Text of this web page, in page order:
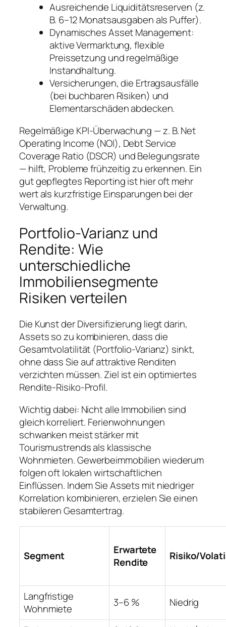
Ausreichende Liquiditätsreserven (z.
B. 6–12 Monatsausgaben als Puffer).
Dynamisches Asset Management:
aktive Vermarktung, flexible
Preissetzung und regelmäßige
Instandhaltung.
Versicherungen, die Ertragsausfälle
(bei buchbaren Risiken) und
Elementarschäden abdecken.
Regelmäßige KPI-Überwachung — z. B. Net
Operating Income (NOI), Debt Service
Coverage Ratio (DSCR) und Belegungsrate
— hilft, Probleme frühzeitig zu erkennen. Ein
gut gepflegtes Reporting ist hier oft mehr
wert als kurzfristige Einsparungen bei der
Verwaltung.
Portfolio-Varianz und
Rendite: Wie
unterschiedliche
Immobiliensegmente
Risiken verteilen
Die Kunst der Diversifizierung liegt darin,
Assets so zu kombinieren, dass die
Gesamtvolatilität (Portfolio-Varianz) sinkt,
ohne dass Sie auf attraktive Renditen
verzichten müssen. Ziel ist ein optimiertes
Rendite-Risiko-Profil.
Wichtig dabei: Nicht alle Immobilien sind
gleich korreliert. Ferienwohnungen
schwanken meist stärker mit
Tourismustrends als klassische
Wohnmieten. Gewerbeimmobilien wiederum
folgen oft lokalen wirtschaftlichen
Einflüssen. Indem Sie Assets mit niedriger
Korrelation kombinieren, erzielen Sie einen
stabileren Gesamtertrag.
Segment
Erwartete
Rendite
Risiko/
Langfristige
Wohnmiete
3–6 % Niedrig